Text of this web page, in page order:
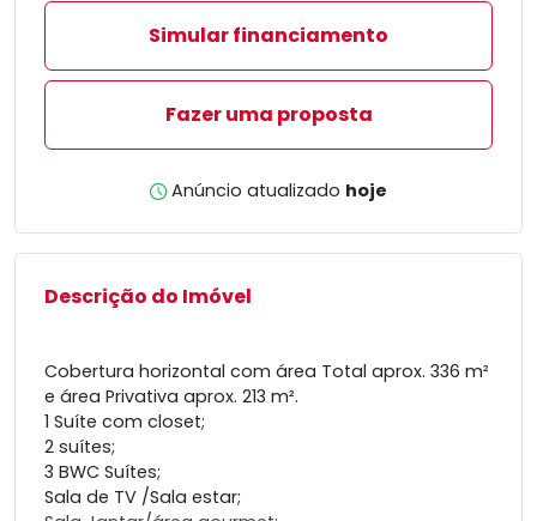
Simular financiamento
Fazer uma proposta
Anúncio atualizado hoje
Descrição do Imóvel
Cobertura horizontal com área Total aprox. 336 m²
e área Privativa aprox. 213 m².
1 Suíte com closet;
2 suítes;
3 BWC Suítes;
Sala de TV /Sala estar;